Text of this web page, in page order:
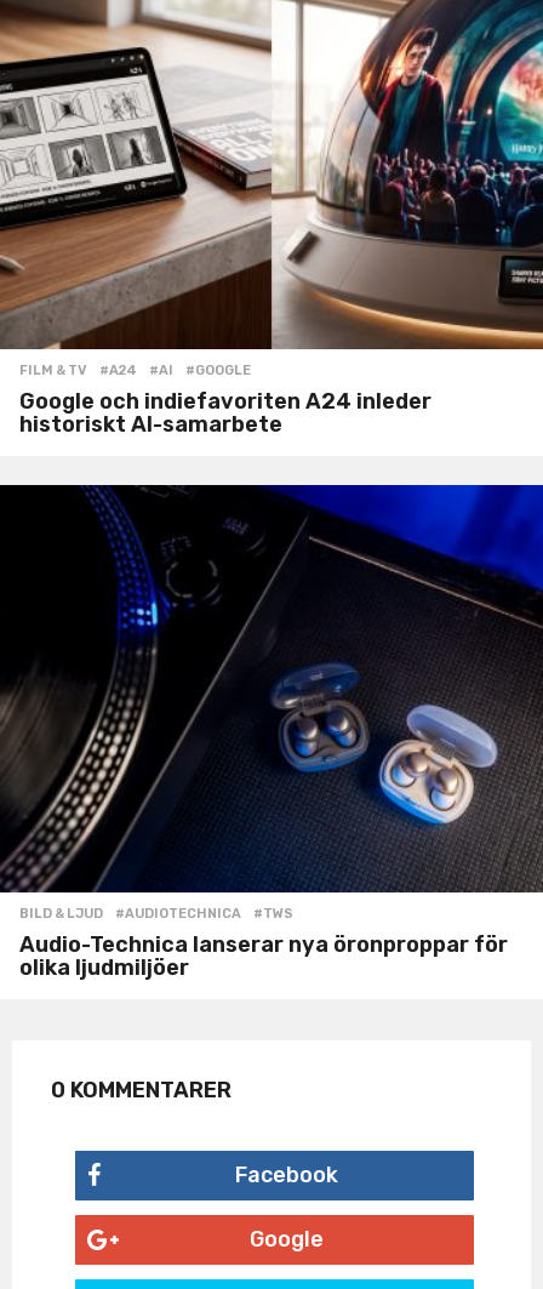
FILM & TV #A24 ,#AI ,#GOOGLE
Google och indiefavoriten A24 inleder
historiskt AI-samarbete
BILD & LJUD #AUDIOTECHNICA ,#TWS
Audio-Technica lanserar nya öronproppar för
olika ljudmiljöer
0 KOMMENTARER
Facebook
Google